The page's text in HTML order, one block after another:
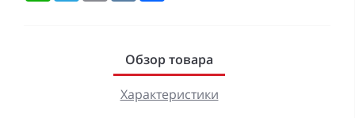
Обзор товара
Характеристики